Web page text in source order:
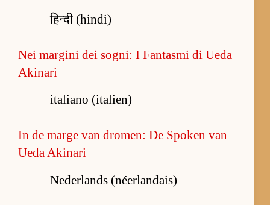
हिन्दी (hindi)
Nei margini dei sogni: I Fantasmi di Ueda
Akinari
italiano (italien)
In de marge van dromen: De Spoken van
Ueda Akinari
Nederlands (néerlandais)